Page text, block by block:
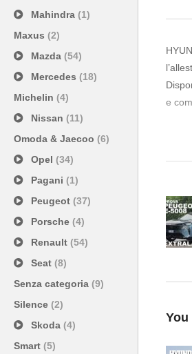
Mahindra (1)
Maxus (2)
Mazda (54)
Mercedes (18)
Michelin (4)
Nissan (11)
Omoda & Jaecoo (6)
Opel (34)
Pagani (1)
Peugeot (37)
Porsche (4)
Renault (54)
Seat (8)
Senza categoria (9)
Silence (2)
Skoda (4)
Smart (5)
e
1:01
4:28
12:29